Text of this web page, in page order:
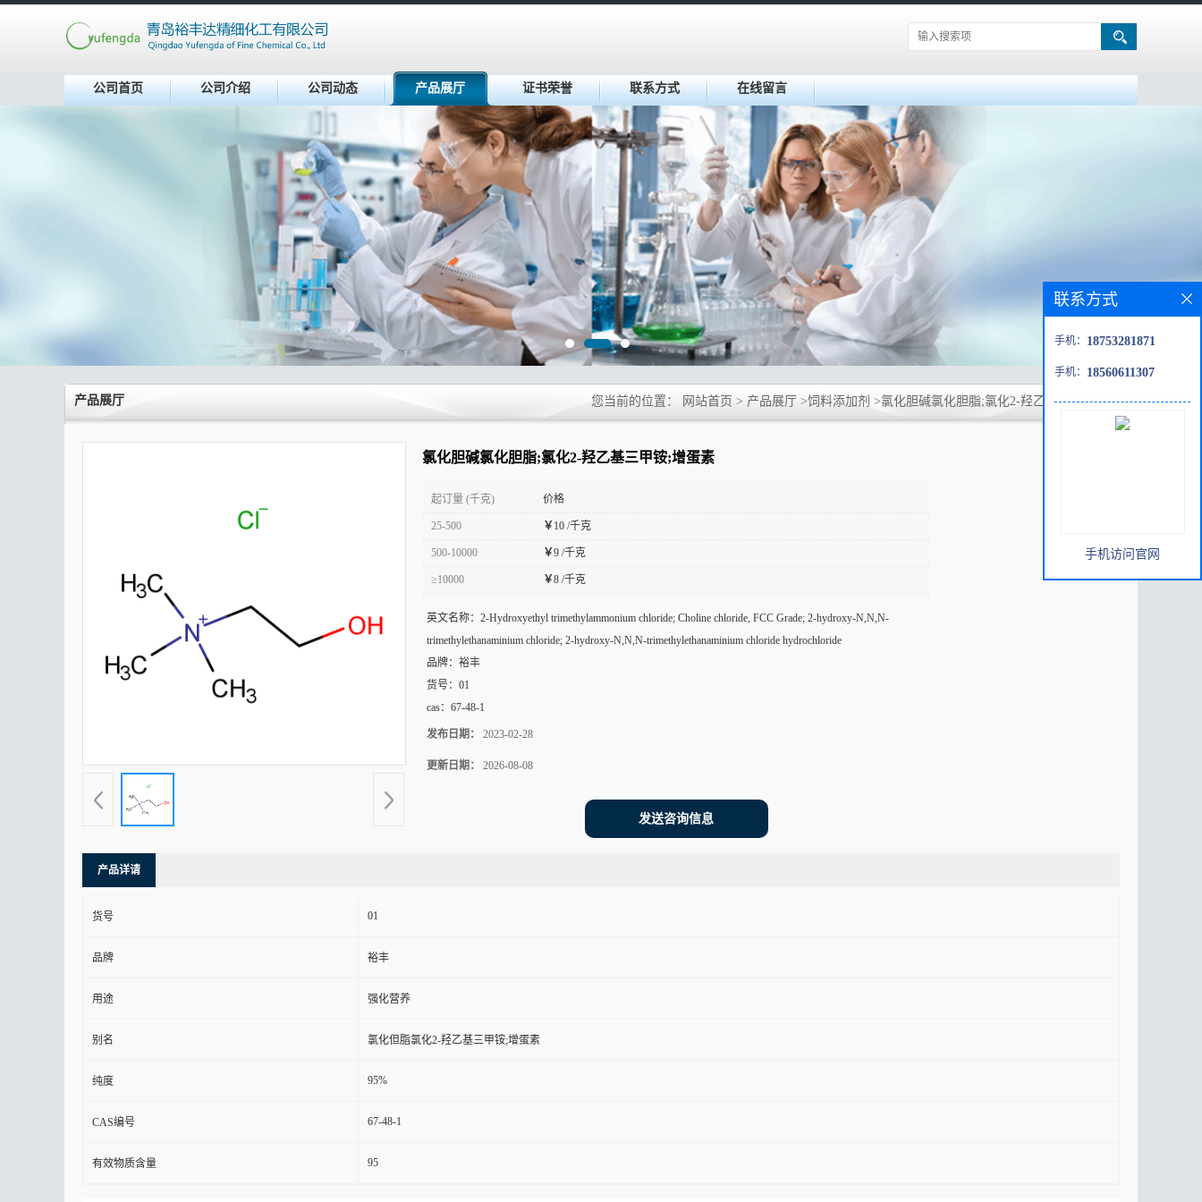
公司首页 公司介绍 公司动态 产品展厅 证书荣誉 联系方式 在线留言
产品展厅 您当前的位置： 网站首页 > 产品展厅 >饲料添加剂 >氯化胆碱氯化胆脂;氯化2-羟乙基三甲铵;增蛋
氯化胆碱氯化胆脂;氯化2-羟乙基三甲铵;增蛋素
起订量 (千克) 价格
25-500 ￥10 /千克
500-10000 ￥9 /千克
≥10000 ￥8 /千克
英文名称： 2-Hydroxyethyl trimethylammonium chloride; Choline chloride, FCC Grade; 2-hydroxy-N,N,N-
trimethylethanaminium chloride; 2-hydroxy-N,N,N-trimethylethanaminium chloride hydrochloride
品牌： 裕丰
货号： 01
cas： 67-48-1
发布日期： 2023-02-28
更新日期： 2026-08-08
发送咨询信息
产品详请
货号 01
品牌 裕丰
用途 强化营养
别名 氯化但脂氯化2-羟乙基三甲铵;增蛋素
纯度 95%
CAS编号 67-48-1
有效物质含量 95
联系方式
手机： 18753281871
手机： 18560611307
手机访问官网